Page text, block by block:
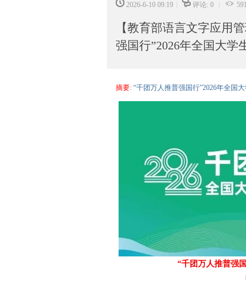
› ›
2026-6-10 09:19 评论: 0
【教育部语言文字应用
强国行”2026年全国大学
摘要: “千团万人推普强国行”2026年全国
“千团万人推普强